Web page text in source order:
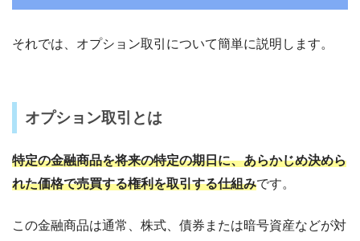
それでは、オプション取引について簡単に説明します。
オプション取引とは
特定の金融商品を将来の特定の期日に、あらかじめ決めら
れた価格で売買する権利を取引する仕組みです。
この金融商品は通常、株式、債券または暗号資産などが対